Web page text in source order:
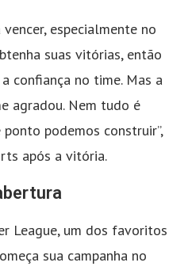
especialmente no
suas vitórias, então
confiança no time. Mas a
agradou. Nem tudo é
podemos construir”,
após a vitória.
League, um dos favoritos
sua campanha no